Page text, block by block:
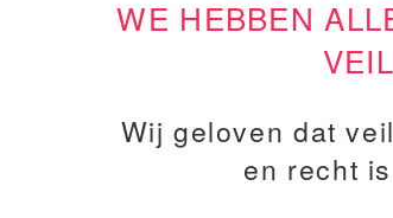
WE HEBBEN
Wij geloven dat
en recht